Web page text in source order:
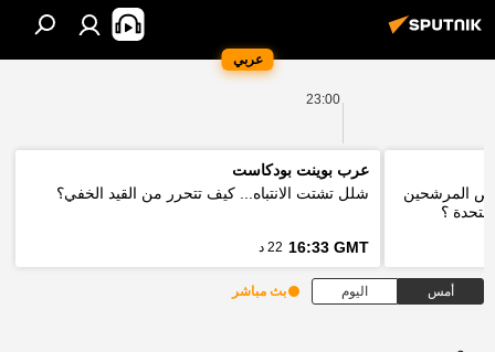
عربي
23:00
المرشحين
؟
عرب بوينت بودكاست
شلل تشتت الانتباه... كيف تتحرر من القيد الخفي؟
16:33 GMT 22 د
أمس اليوم بث مباشر